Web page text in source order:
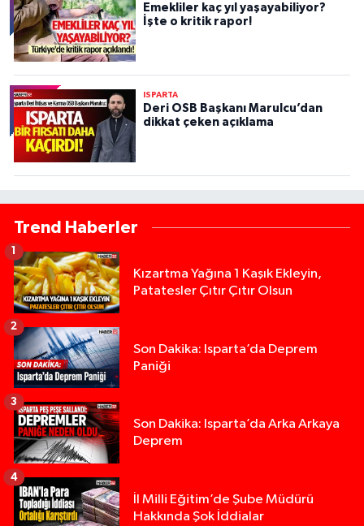
Emekliler kaç yıl yaşayabiliyor?
İşte o kritik rapor!
ISPARTA
Deri OSB Başkanı Marulcu’dan
dikkat çeken açıklama
Trend Haberler
Kızartma Yağına 1 Kaşık Ekleyin,
Patatesler Çıtır Çıtır Olsun
1
Son Dakika: Isparta’da Deprem
Paniği
2
Son Dakika: Isparta’da Arka Arkaya
Deprem
3
İl Milli Eğitim’de Şube Müdürü
Hakkında Şok İddialar
4